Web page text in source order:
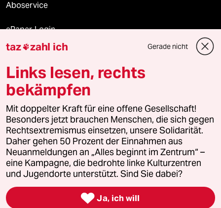
Aboservice
ePaper Login
Downloads für Abonnierende
© 2026 taz Verlags und Vertriebs GmbH
Alle Rechte vorbehalten. Bei rechtlichen Fragen oder für Genehmigungen
wenden Sie sich bitte an
lizenzen@taz.de
Feedback Redaktionsstatut Kommune-Richtlinien
Leitlinie Informant Datenschutz Impressum AGB
Seitenwende Einwilligungen widerrufen (Ads)
taz zahl ich Gerade nicht
Links lesen, rechts
bekämpfen
Mit doppelter Kraft für eine offene Gesellschaft!
Besonders jetzt brauchen Menschen, die sich gegen
Rechtsextremismus einsetzen, unsere Solidarität.
Daher gehen 50 Prozent der Einnahmen aus
Neuanmeldungen an „Alles beginnt im Zentrum“ –
eine Kampagne, die bedrohte linke Kulturzentren
und Jugendorte unterstützt. Sind Sie dabei?
 Ja, ich will